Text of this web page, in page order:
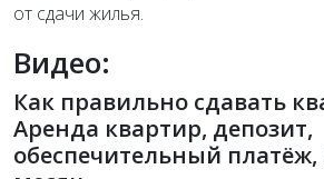
от сдачи жилья.
Видео:
Как правильно сдавать
Аренда квартир, депозит,
обеспечительный